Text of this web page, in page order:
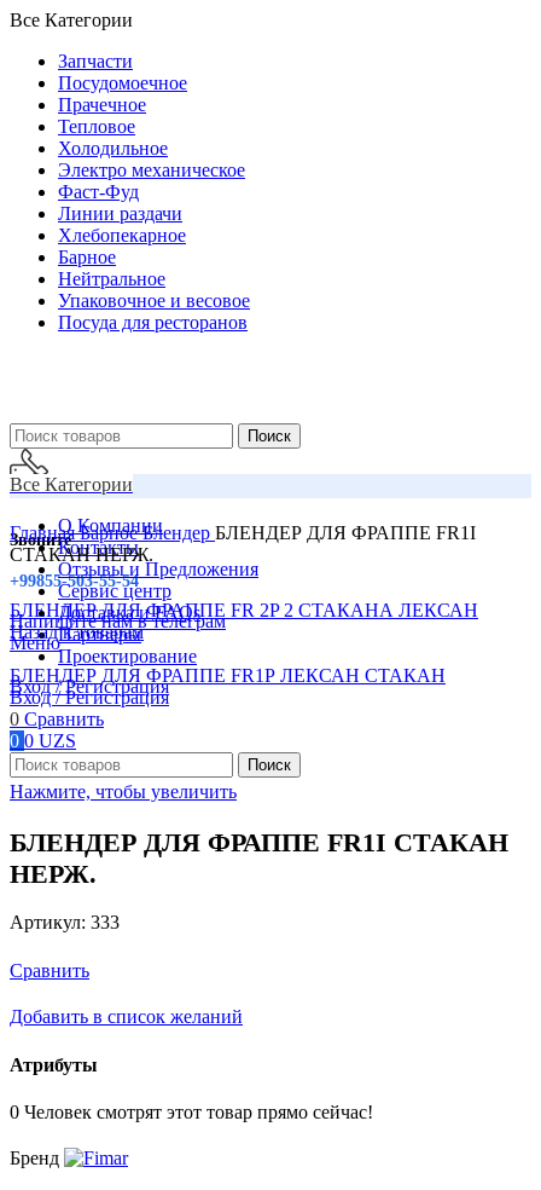
Все Категории
Запчасти
Посудомоечное
Прачечное
Тепловое
Холодильное
Электро механическое
Фаст-Фуд
Линии раздачи
Хлебопекарное
Барное
Нейтральное
Упаковочное и весовое
Посуда для ресторанов
Поиск
Звоните
+99855-503-55-54
Напишите нам в телеграм
Меню
Вход / Регистрация
Все Категории
О Компании
Контакты
Отзывы и Предложения
Сервис центр
Доставка и FAQs
Партнеры
Проектирование
Вход / Регистрация
0 Сравнить
0 0 UZS
Поиск
ГлавнаяБарноеБлендер БЛЕНДЕР ДЛЯ ФРАППЕ FR1I
СТАКАН НЕРЖ.
БЛЕНДЕР ДЛЯ ФРАППЕ FR 2P 2 СТАКАНА ЛЕКСАН
Назад к товарам
БЛЕНДЕР ДЛЯ ФРАППЕ FR1Р ЛЕКСАН СТАКАН
Нажмите, чтобы увеличить
БЛЕНДЕР ДЛЯ ФРАППЕ FR1I СТАКАН
НЕРЖ.
Артикул: 333
Сравнить
Добавить в список желаний
Атрибуты
0 Человек смотрят этот товар прямо сейчас!
Бренд